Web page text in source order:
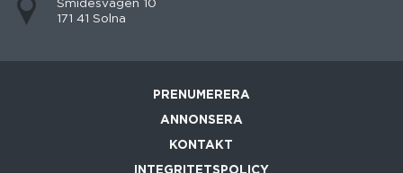
Smidesvägen 10
171 41 Solna
PRENUMERERA
ANNONSERA
KONTAKT